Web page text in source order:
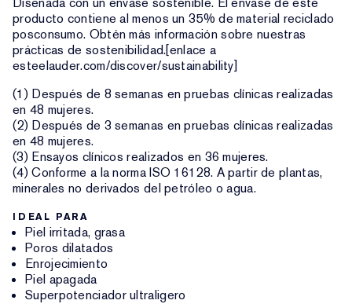
producto contiene al menos un 35% de material reciclado
posconsumo. Obtén más información sobre nuestras
prácticas de sostenibilidad.[enlace a
esteelauder.com/discover/sustainability]
(1) Después de 8 semanas en pruebas clínicas realizadas
en 48 mujeres.
(2) Después de 3 semanas en pruebas clínicas realizadas
en 48 mujeres.
(3) Ensayos clínicos realizados en 36 mujeres.
(4) Conforme a la norma ISO 16128. A partir de plantas,
minerales no derivados del petróleo o agua.
IDEAL PARA
Piel irritada, grasa
Poros dilatados
Enrojecimiento
Piel apagada
Superpotenciador ultraligero